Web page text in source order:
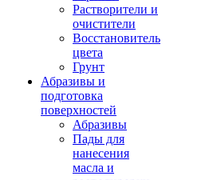
Растворители и
очистители
Восстановитель
цвета
Грунт
Абразивы и
подготовка
поверхностей
Абразивы
Пады для
нанесения
масла и